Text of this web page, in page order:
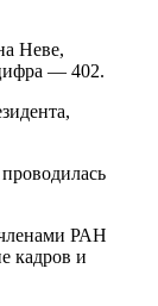
Неве,
— 402.
РАН
кадров и